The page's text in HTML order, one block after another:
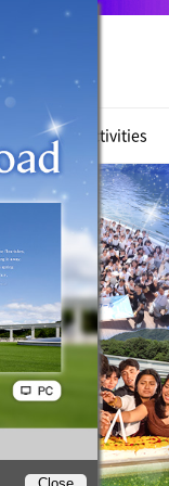
Witnessing Activities